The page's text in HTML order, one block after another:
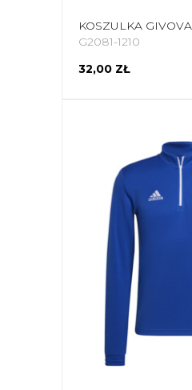
G2081-1210
32,00 ZŁ